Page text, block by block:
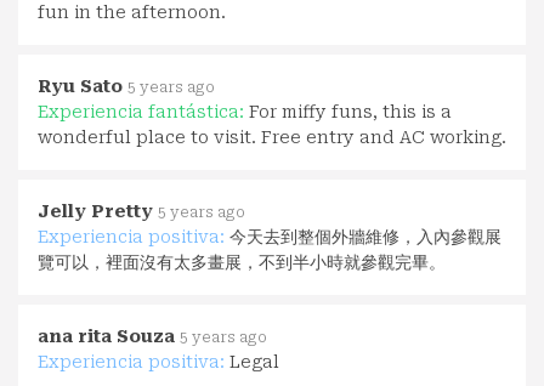
fun in the afternoon.
Ryu Sato 5 years ago
Experiencia fantástica: For miffy funs, this is a
wonderful place to visit. Free entry and AC working.
Jelly Pretty 5 years ago
Experiencia positiva: 今天去到整個外牆維修，入內參觀展
覽可以，裡面沒有太多畫展，不到半小時就參觀完畢。
ana rita Souza 5 years ago
Experiencia positiva: Legal